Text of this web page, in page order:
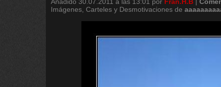
Imágenes, Carteles y Desmotivaciones de